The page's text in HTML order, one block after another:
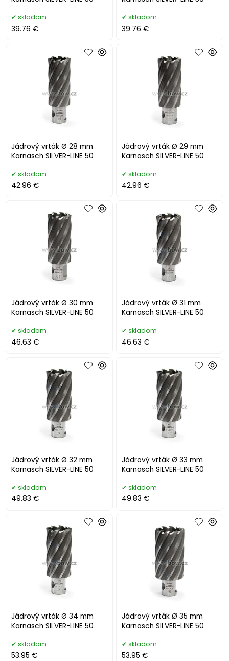
skladom
39.76 €
skladom
39.76 €
Jádrový vrták Ø 28 mm
Karnasch SILVER-LINE 50
skladom
42.96 €
Jádrový vrták Ø 29 mm
Karnasch SILVER-LINE 50
skladom
42.96 €
Jádrový vrták Ø 30 mm
Karnasch SILVER-LINE 50
skladom
46.63 €
Jádrový vrták Ø 31 mm
Karnasch SILVER-LINE 50
skladom
46.63 €
Jádrový vrták Ø 32 mm
Karnasch SILVER-LINE 50
skladom
49.83 €
Jádrový vrták Ø 33 mm
Karnasch SILVER-LINE 50
skladom
49.83 €
Jádrový vrták Ø 34 mm
Karnasch SILVER-LINE 50
skladom
53.95 €
Jádrový vrták Ø 35 mm
Karnasch SILVER-LINE 50
skladom
53.95 €